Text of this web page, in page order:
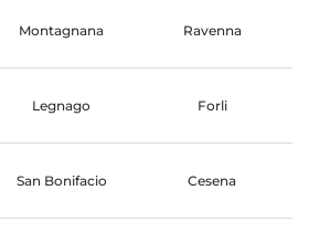
Montagnana Ravenna
Legnago Forli
San Bonifacio Cesena